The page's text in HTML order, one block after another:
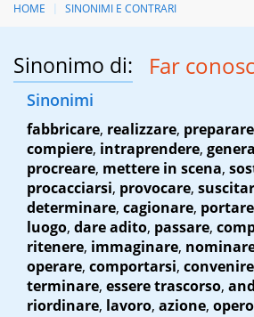
HOME SINONIMI E CONTRARI
Sinonimo di: Far
Sinonimi
fabbricare, realizzare, preparare
compiere, intraprendere,
procreare, mettere in scena,
procacciarsi, provocare,
determinare, cagionare, portare
luogo, dare adito, passare,
ritenere, immaginare,
operare, comportarsi, convenire
terminare, essere trascorso,
riordinare, lavoro, azione,